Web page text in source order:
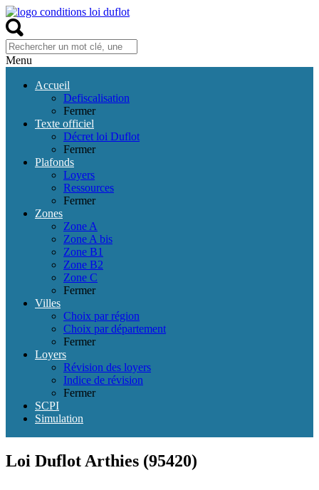
Menu
Accueil
Defiscalisation
Fermer
Texte officiel
Décret loi Duflot
Fermer
Plafonds
Loyers
Ressources
Fermer
Zones
Zone A
Zone A bis
Zone B1
Zone B2
Zone C
Fermer
Villes
Choix par région
Choix par département
Fermer
Loyers
Révision des loyers
Indice de révision
Fermer
SCPI
Simulation
Loi Duflot Arthies (95420)